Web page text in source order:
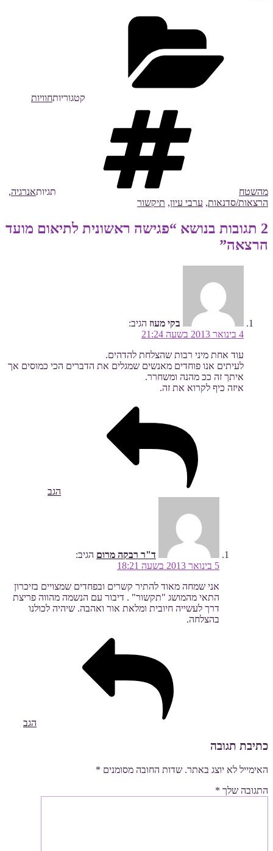
קטגוריותחוויות
מהשטח תגיותאנרגיה,
הרצאות/סדנאות, ערבי עיון, תיקשור
2 תגובות בנושא “פגישה ראשונית לתיאום מועד
הרצאה”
בקי מעוז הגיב:
4 בינואר 2013 בשעה 21:24
עוד אחת מיני רבות שהצלחת להדהים.
לעיתים אנו פוחדים מאנשים שמגלים את הדברים הכי כמוסים אך
איתך זה ככ מהנה ומשחרר.
איזה כיף לקרוא את זה.
הגב
ד"ר רבקה מרום הגיב:
5 בינואר 2013 בשעה 18:21
אני שמחה מאוד להתיר קשרים ובפחדים שמצויים בזיכרון
התאי מהמושג "תקשור" . דיבור עם הנשמה מהווה פריצת
דרך לעשייה חיובית ומלאת אור ואהבה. שיהיה לכולנו
בהצלחה.
הגב
כתיבת תגובה
האימייל לא יוצג באתר. שדות החובה מסומנים *
התגובה שלך *